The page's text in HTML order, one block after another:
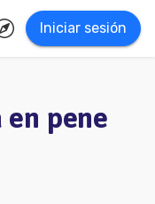
Iniciar sesión
en pene